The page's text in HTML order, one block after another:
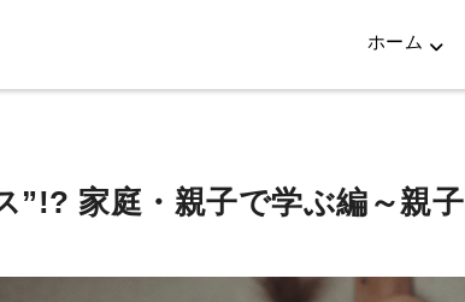
ホーム
”!? 家庭・親子で学ぶ編～親子